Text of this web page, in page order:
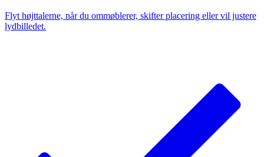
Flyt højttalerne, når du ommøblerer, skifter placering eller vil justere
lydbilledet.